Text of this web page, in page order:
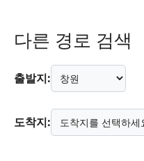
다른 경로 검색
출발지:
도착지: